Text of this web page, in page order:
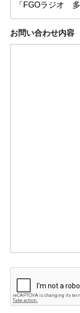
お問い合わせ内容